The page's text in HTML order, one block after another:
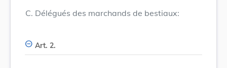
C. Délégués des marchands de bestiaux:
Art. 2.